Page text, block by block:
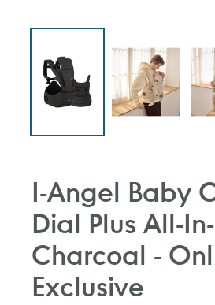
I-Angel Baby
Dial Plus All-
Charcoal -
Exclusive